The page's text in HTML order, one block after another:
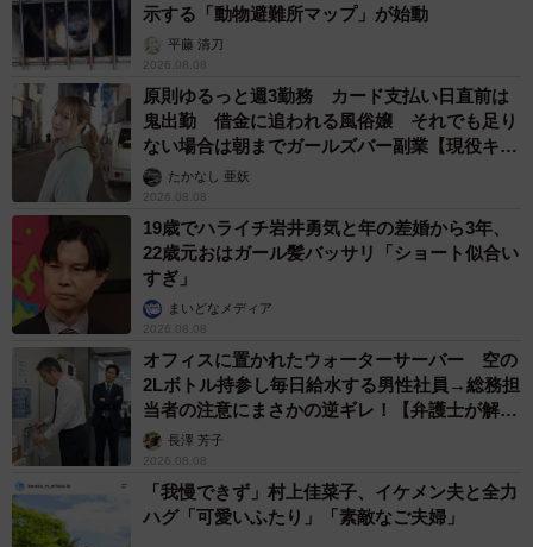
示する「動物避難所マップ」が始動
平藤 清刀
2026.08.08
原則ゆるっと週3勤務 カード支払い日直前は
鬼出勤 借金に追われる風俗嬢 それでも足り
ない場合は朝までガールズバー副業【現役キャ
ストに取材】
たかなし 亜妖
2026.08.08
19歳でハライチ岩井勇気と年の差婚から3年、
22歳元おはガール髪バッサリ「ショート似合い
すぎ」
まいどなメディア
2026.08.08
オフィスに置かれたウォーターサーバー 空の
2Lボトル持参し毎日給水する男性社員→総務担
当者の注意にまさかの逆ギレ！【弁護士が解
説】長澤 芳子
2026.08.08
「我慢できず」村上佳菜子、イケメン夫と全力
ハグ「可愛いふたり」「素敵なご夫婦」